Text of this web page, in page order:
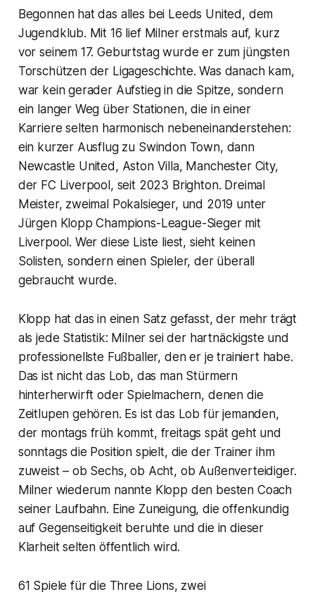
Begonnen hat das alles bei Leeds United, dem
Jugendklub. Mit 16 lief Milner erstmals auf, kurz
vor seinem 17. Geburtstag wurde er zum jüngsten
Torschützen der Ligageschichte. Was danach kam,
war kein gerader Aufstieg in die Spitze, sondern
ein langer Weg über Stationen, die in einer
Karriere selten harmonisch nebeneinanderstehen:
ein kurzer Ausflug zu Swindon Town, dann
Newcastle United, Aston Villa, Manchester City,
der FC Liverpool, seit 2023 Brighton. Dreimal
Meister, zweimal Pokalsieger, und 2019 unter
Jürgen Klopp Champions-League-Sieger mit
Liverpool. Wer diese Liste liest, sieht keinen
Solisten, sondern einen Spieler, der überall
gebraucht wurde.
Klopp hat das in einen Satz gefasst, der mehr trägt
als jede Statistik: Milner sei der hartnäckigste und
professionellste Fußballer, den er je trainiert habe.
Das ist nicht das Lob, das man Stürmern
hinterherwirft oder Spielmachern, denen die
Zeitlupen gehören. Es ist das Lob für jemanden,
der montags früh kommt, freitags spät geht und
sonntags die Position spielt, die der Trainer ihm
zuweist – ob Sechs, ob Acht, ob Außenverteidiger.
Milner wiederum nannte Klopp den besten Coach
seiner Laufbahn. Eine Zuneigung, die offenkundig
auf Gegenseitigkeit beruhte und die in dieser
Klarheit selten öffentlich wird.
61 Spiele für die Three Lions, zwei